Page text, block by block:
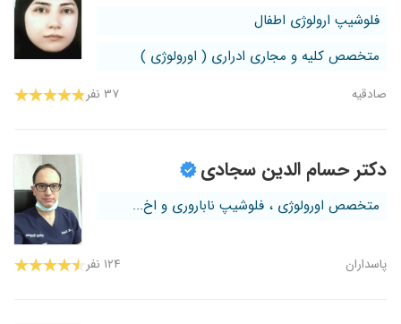
فلوشیپ ارولوژی اطفال
متخصص کلیه و مجاری ادراری ( اورولوژی )
صادقیه ۳۷ نفر
دکتر حسام الدین سجادی
متخصص اورولوژی ، فلوشیپ ناباروری و اخ...
پاسداران ۱۲۴ نفر